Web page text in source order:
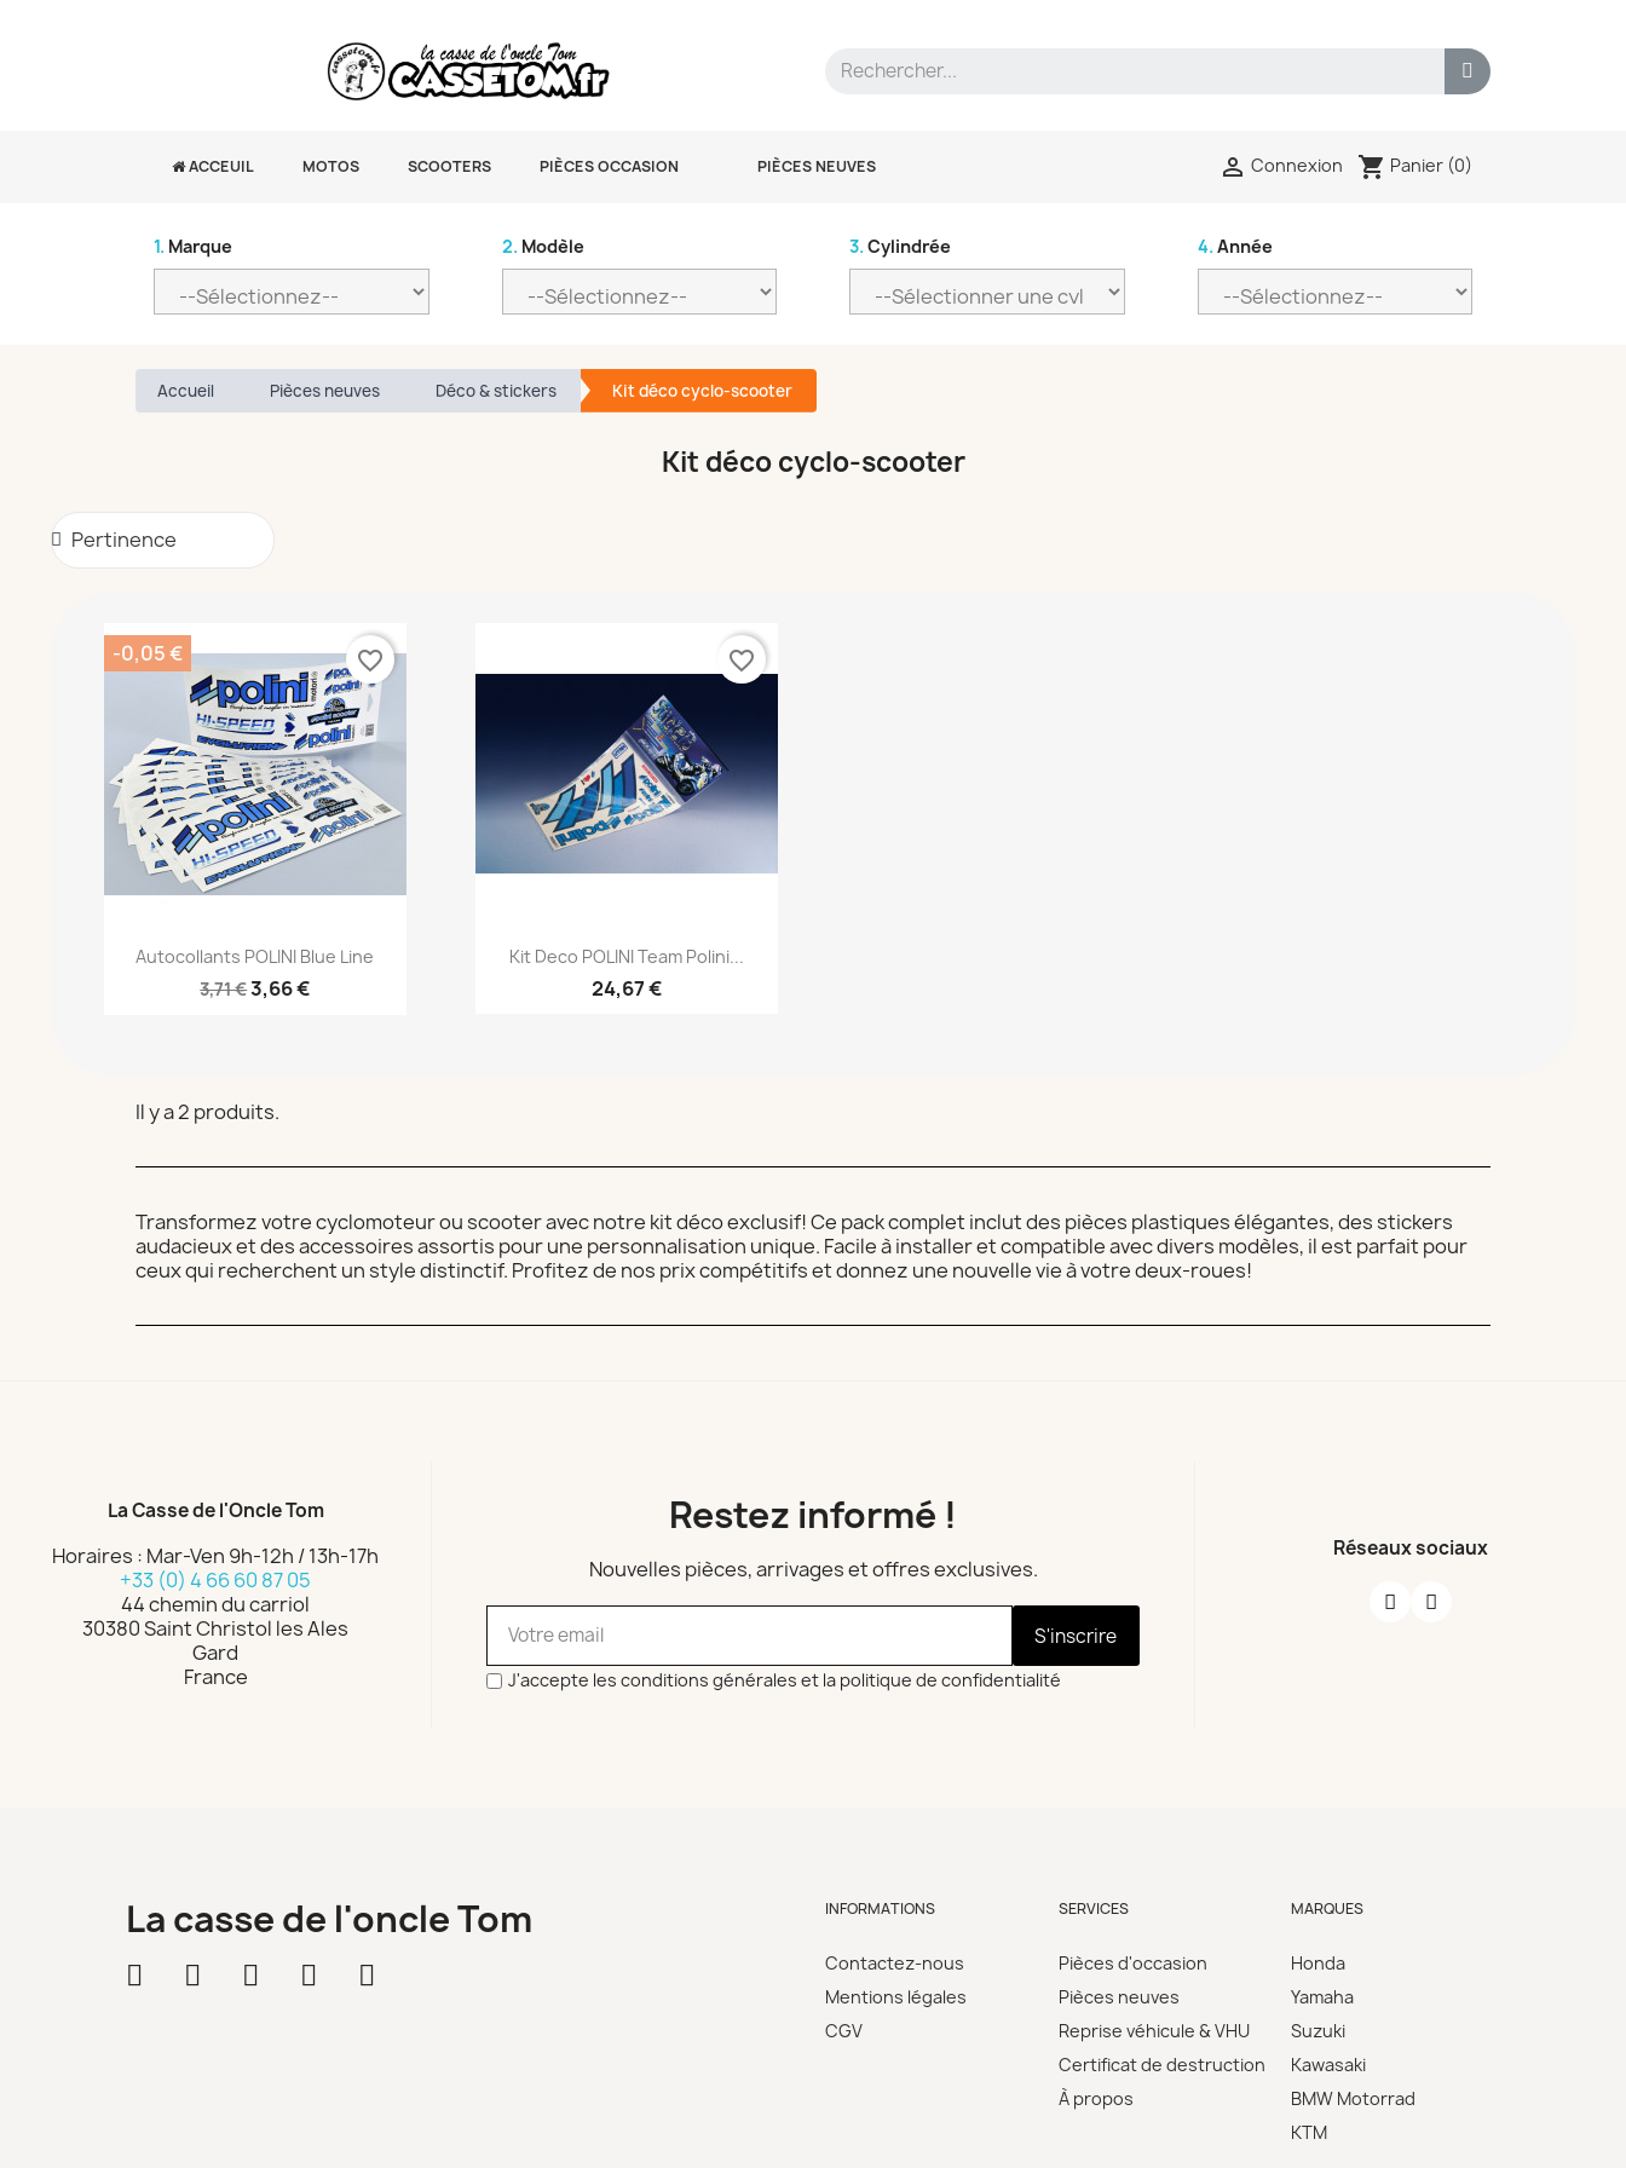
ACCEUIL MOTOS SCOOTERS PIÈCES OCCASION PIÈCES NEUVES  Connexion shopping_cart Panier (0)
1. Marque 2. Modèle 3. Cylindrée 4. Année
Accueil Pièces neuves Déco & stickers Kit déco cyclo-scooter
Kit déco cyclo-scooter
Aperçu rapide
Autocollants POLINI Blue Line
3,71 €3,66 €
-0,05 € favorite_border
Aperçu rapide
Kit Deco POLINI Team Polini...
24,67 €
favorite_border
Il y a 2 produits.
Transformez votre cyclomoteur ou scooter avec notre kit déco exclusif! Ce pack complet inclut des pièces plastiques élégantes, des stickers
audacieux et des accessoires assortis pour une personnalisation unique. Facile à installer et compatible avec divers modèles, il est parfait pour
ceux qui recherchent un style distinctif. Profitez de nos prix compétitifs et donnez une nouvelle vie à votre deux-roues!
La Casse de l'Oncle Tom
Horaires : Mar-Ven 9h-12h / 13h-17h
+33 (0) 4 66 60 87 05
44 chemin du carriol
30380 Saint Christol les Ales
Gard
France
Restez informé !
Nouvelles pièces, arrivages et offres exclusives.
S'inscrire
J'accepte les conditions générales et la politique de confidentialité
Réseaux sociaux
La casse de l'oncle Tom INFORMATIONS
Contactez-nous
Mentions légales
CGV
SERVICES
Pièces d'occasion
Pièces neuves
Reprise véhicule & VHU
Certificat de destruction
À propos
MARQUES
Honda
Yamaha
Suzuki
Kawasaki
BMW Motorrad
KTM